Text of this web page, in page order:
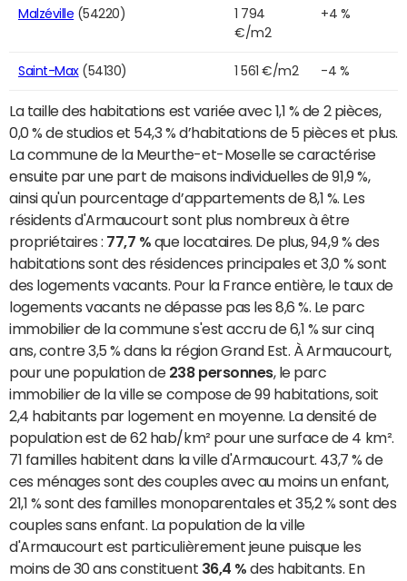
Malzéville (54220)
1 794
€/m2
+4 %
Saint-Max(54130) 1 561 €/m2 -4 %
La taille des habitations est variée avec 1,1 % de 2 pièces,
0,0 % de studios et 54,3 % d’habitations de 5 pièces et plus.
La commune de la Meurthe-et-Moselle se caractérise
ensuite par une part de maisons individuelles de 91,9 %,
ainsi qu'un pourcentage d’appartements de 8,1 %. Les
résidents d'Armaucourt sont plus nombreux à être
propriétaires : 77,7 % que locataires. De plus, 94,9 % des
habitations sont des résidences principales et 3,0 % sont
des logements vacants. Pour la France entière, le taux de
logements vacants ne dépasse pas les 8,6 %. Le parc
immobilier de la commune s'est accru de 6,1 % sur cinq
ans, contre 3,5 % dans la région Grand Est. À Armaucourt,
pour une population de 238 personnes, le parc
immobilier de la ville se compose de 99 habitations, soit
2,4 habitants par logement en moyenne. La densité de
population est de 62 hab/km² pour une surface de 4 km².
71 familles habitent dans la ville d'Armaucourt. 43,7 % de
ces ménages sont des couples avec au moins un enfant,
21,1 % sont des familles monoparentales et 35,2 % sont des
couples sans enfant. La population de la ville
d'Armaucourt est particulièrement jeune puisque les
moins de 30 ans constituent 36,4 % des habitants. En